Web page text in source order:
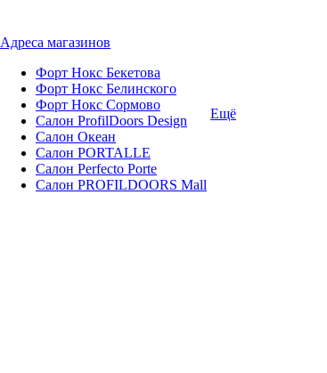
Адреса магазинов
Форт Нокс Бекетова
Форт Нокс Белинского
Форт Нокс Сормово
Салон ProfilDoors Design
Салон Океан
Салон PORTALLE
Салон Perfecto Portе
Салон PROFILDOORS Mall
Ещё